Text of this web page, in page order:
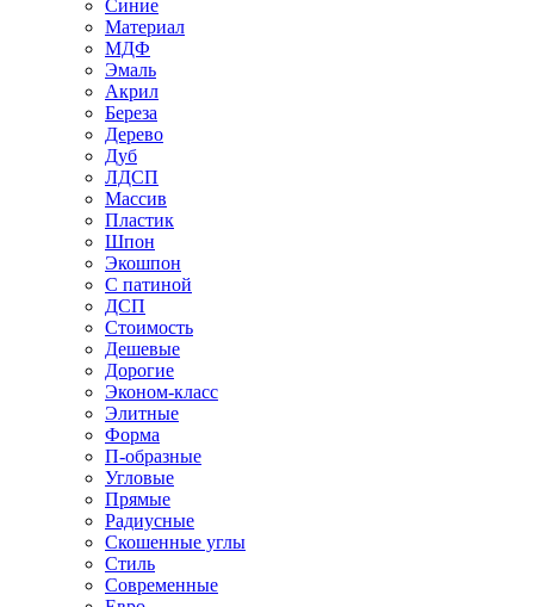
Синие
Материал
МДФ
Эмаль
Акрил
Береза
Дерево
Дуб
ЛДСП
Массив
Пластик
Шпон
Экошпон
С патиной
ДСП
Стоимость
Дешевые
Дорогие
Эконом-класс
Элитные
Форма
П-образные
Угловые
Прямые
Радиусные
Скошенные углы
Стиль
Современные